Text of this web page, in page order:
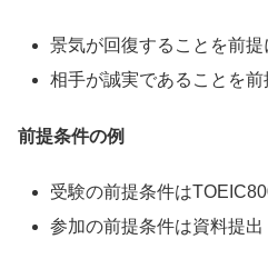
景気が回復することを前提
相手が誠実であることを前
前提条件の例
受験の前提条件は
参加の前提条件は資料提出